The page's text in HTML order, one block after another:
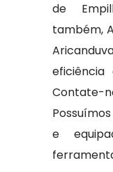
de
também,
Contate-
e